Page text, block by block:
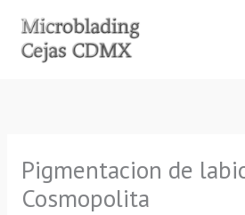
contenido
Pigmentacion de
Cosmopolita